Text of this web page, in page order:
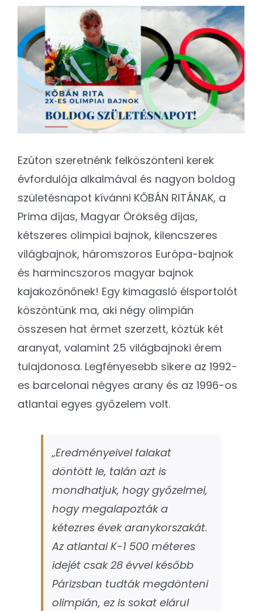
Kapcsolat
SEARCH
FOR:
View
Larger
Image
Ezúton szeretnénk felköszönteni kerek
évfordulója alkalmával és nagyon boldog
születésnapot kívánni KŐBÁN RITÁNAK, a
Prima díjas, Magyar Örökség díjas,
kétszeres olimpiai bajnok, kilencszeres
világbajnok, háromszoros Európa-bajnok
és harmincszoros magyar bajnok
kajakozónőnek! Egy kimagasló élsportolót
köszöntünk ma, aki négy olimpián
összesen hat érmet szerzett, köztük két
aranyat, valamint 25 világbajnoki érem
tulajdonosa. Legfényesebb sikere az 1992-
es barcelonai négyes arany és az 1996-os
atlantai egyes győzelem volt.
„Eredményeivel falakat
döntött le, talán azt is
mondhatjuk, hogy győzelmei,
hogy megalapozták a
kétezres évek aranykorszakát.
Az atlantai K-1 500 méteres
idejét csak 28 évvel később
Párizsban tudták megdönteni
olimpián, ez is sokat elárul